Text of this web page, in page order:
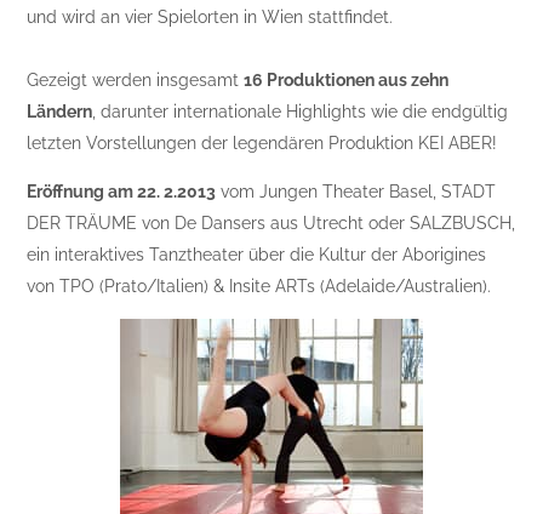
und wird an vier Spielorten in Wien stattfindet.
Gezeigt werden insgesamt16 Produktionen aus zehn
Ländern , darunter internationale Highlights wie die endgültig
letzten Vorstellungen der legendären Produktion KEI ABER!
Eröffnung am 22. 2.2013 vom Jungen Theater Basel, STADT
DER TRÄUME von De Dansers aus Utrecht oder SALZBUSCH,
ein interaktives Tanztheater über die Kultur der Aborigines
von TPO (Prato/Italien) & Insite ARTs (Adelaide/Australien).